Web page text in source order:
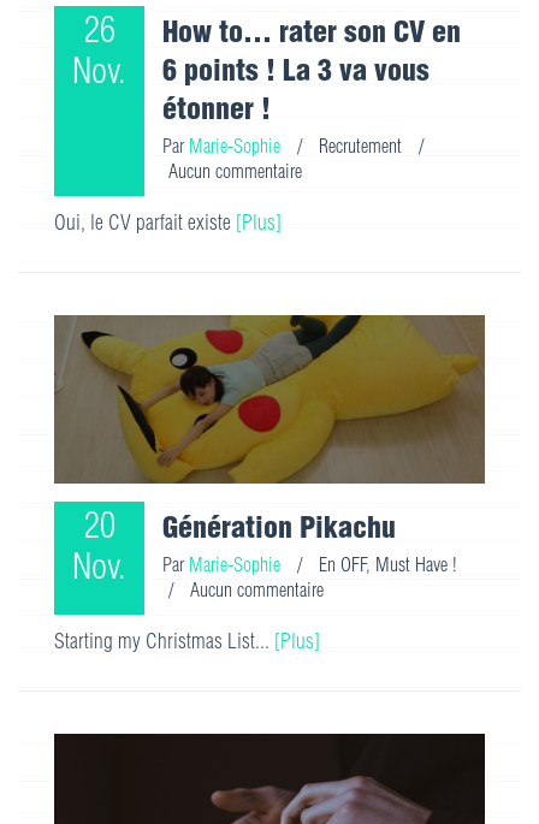
26
Nov.
How to... rater son CV en
6 points ! La 3 va vous
étonner !
Par Marie-Sophie / Recrutement
/
Aucun commentaire
Oui, le CV parfait existe [Plus]
20
Nov.
Génération Pikachu
Par Marie-Sophie / En OFF, Must Have !
/
Aucun commentaire
Starting my Christmas List... [Plus]